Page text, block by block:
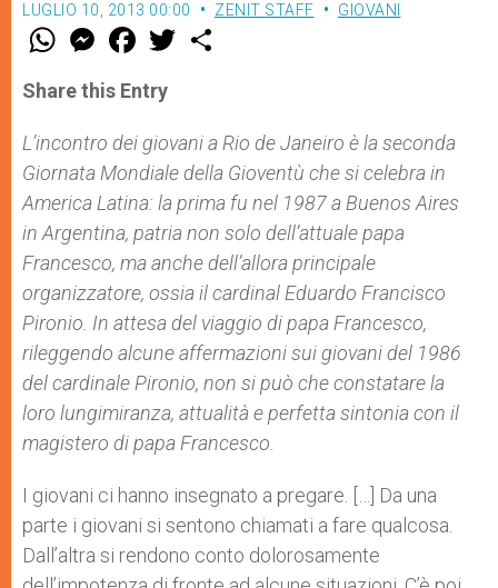
LUGLIO 10, 2013 00:00 ZENIT STAFF GIOVANI
W
t
s
p
p
M
e
s
e
g
e
r
F
a
e
b
o
k
w
r
Share this Entry
L’incontro dei giovani a Rio de Janeiro è la seconda
Giornata Mondiale della Gioventù che si celebra in
America Latina: la prima fu nel 1987 a Buenos Aires
in Argentina, patria non solo dell’attuale papa
Francesco, ma anche dell’allora principale
organizzatore, ossia il cardinal Eduardo Francisco
Pironio. In attesa del viaggio di papa Francesco,
rileggendo alcune affermazioni sui giovani del 1986
del cardinale Pironio, non si può che constatare la
loro lungimiranza, attualità e perfetta sintonia con il
magistero di papa Francesco.
I giovani ci hanno insegnato a pregare. […] Da una
parte i giovani si sentono chiamati a fare qualcosa.
Dall’altra si rendono conto dolorosamente